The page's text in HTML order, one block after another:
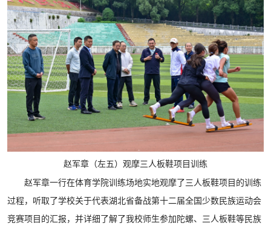
赵军章（左五）观摩三人板鞋项目训练
赵军章一行在体育学院训练场地实地观摩了三人板鞋项目的训练
过程，听取了学校关于代表湖北省备战第十二届全国少数民族运动会
竞赛项目的汇报，并详细了解了我校师生参加陀螺、三人板鞋等民族